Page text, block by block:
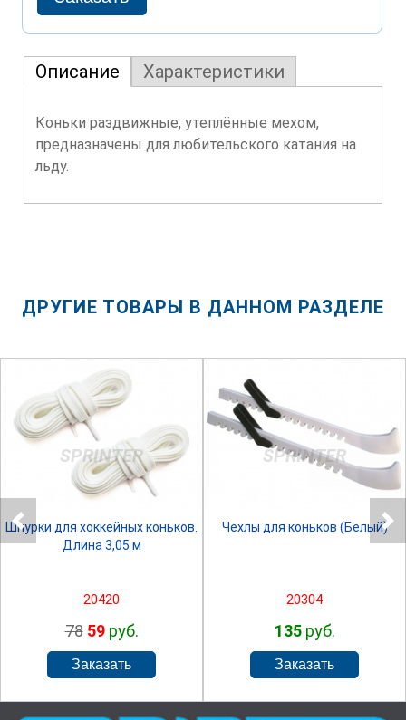
Описание Характеристики
Коньки раздвижные, утеплённые мехом,
предназначены для любительского катания на
льду.
ДРУГИЕ ТОВАРЫ В ДАННОМ РАЗДЕЛЕ
SPRINTER
Шнурки для хоккейных коньков.
Длина 3,05 м
20420
78 59руб.
SPRINTER
Чехлы для коньков (Белый)
20304
135руб.